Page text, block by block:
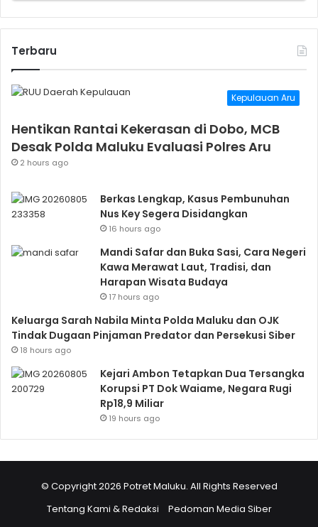
Terbaru
Kepulauan Aru
Hentikan Rantai Kekerasan di Dobo, MCB
Desak Polda Maluku Evaluasi Polres Aru
2 hours ago
Berkas Lengkap, Kasus Pembunuhan
Nus Key Segera Disidangkan
16 hours ago
Mandi Safar dan Buka Sasi, Cara Negeri
Kawa Merawat Laut, Tradisi, dan
Harapan Wisata Budaya
17 hours ago
Keluarga Sarah Nabila Minta Polda Maluku dan OJK
Tindak Dugaan Pinjaman Predator dan Persekusi Siber
18 hours ago
Kejari Ambon Tetapkan Dua Tersangka
Korupsi PT Dok Waiame, Negara Rugi
Rp18,9 Miliar
19 hours ago
© Copyright 2026 Potret Maluku. All Rights Reserved
Tentang Kami & Redaksi
Pedoman Media Siber